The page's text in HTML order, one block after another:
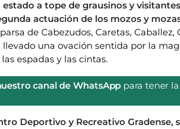
estado a tope de grausinos y
actuación de los mozos y
de Cabezudos, Caretas, Caballez,
llevado una ovación sentida por la
espadas y las cintas.
canal de WhatsApp para tener
Deportivo y Recreativo Gradense,